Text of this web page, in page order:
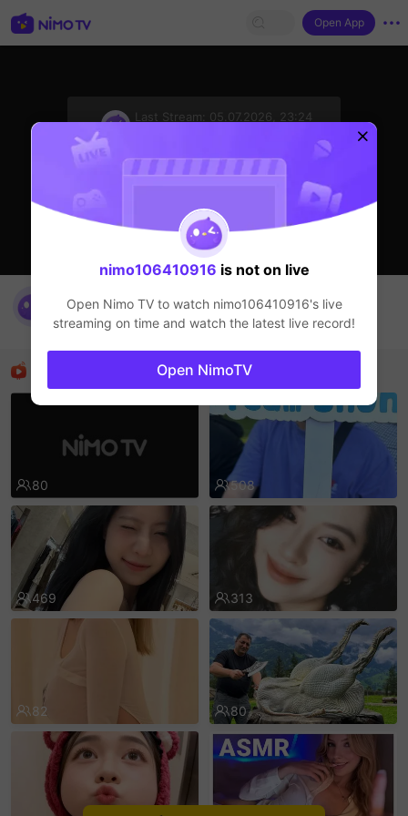
Open App
Last Stream:
05.07.2026, 23:24
nimo106410916
Прямые трансляции
Рекомендованные стримеры
80 508
469 313
82 80
nimo106410916 is not on live
Open Nimo TV to watch nimo106410916's live
streaming on time and watch the latest live record!
Open NimoTV